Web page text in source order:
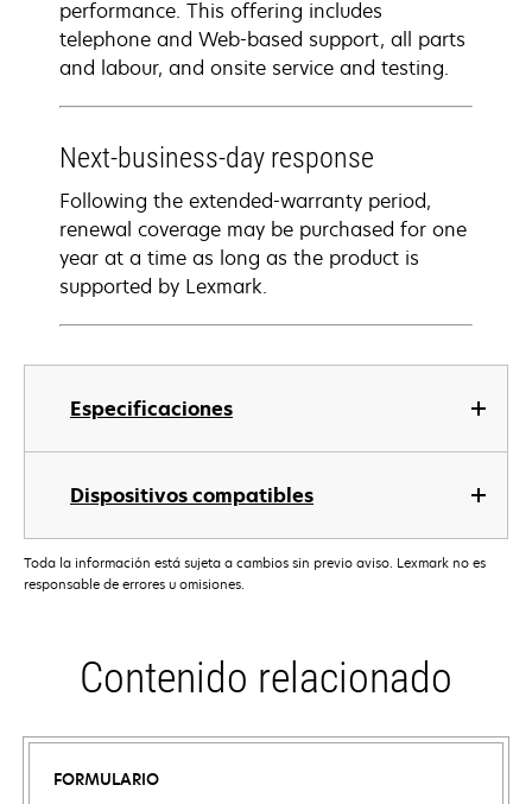
Especificaciones
Dispositivos compatibles
performance. This offering includes
telephone and Web-based support, all parts
and labour, and onsite service and testing.
Next-business-day response
Following the extended-warranty period,
renewal coverage may be purchased for one
year at a time as long as the product is
supported by Lexmark.
Toda la información está sujeta a cambios sin previo aviso. Lexmark no es
responsable de errores u omisiones.
Contenido relacionado
FORMULARIO